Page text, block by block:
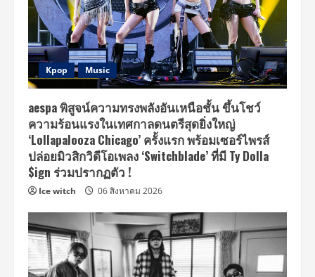
Kpop Music
aespa พิสูจน์ความทรงพลังอันเหนือชั้น ขึ้นโชว์
ความร้อนแรงในเทศกาลดนตรีสุดยิ่งใหญ่
‘Lollapalooza Chicago’ ครั้งแรก พร้อมเซอร์ไพรส์
ปล่อยมิวสิกวิดีโอเพลง ‘Switchblade’ ที่มี Ty Dolla
$ign ร่วมปรากฏตัว !
Ice witch 06 สิงหาคม 2026